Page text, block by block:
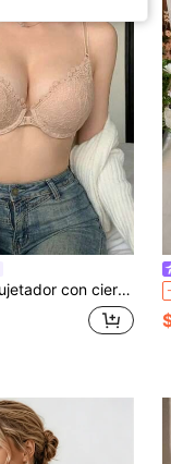
en U, da forma a la curva de la espalda, levanta el busto, sexy y cómodo, de moda y versátil, adecuado para uso diario y ocasiones especiales